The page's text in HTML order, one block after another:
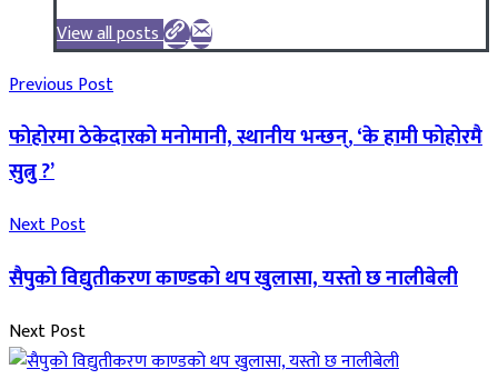
View all posts
Previous Post
फोहोरमा ठेकेदारको मनोमानी, स्थानीय भन्छन्, ‘के हामी फोहोरमै
सुत्नु ?’
Next Post
सैपुको विद्युतीकरण काण्डको थप खुलासा, यस्तो छ नालीबेली
Next Post